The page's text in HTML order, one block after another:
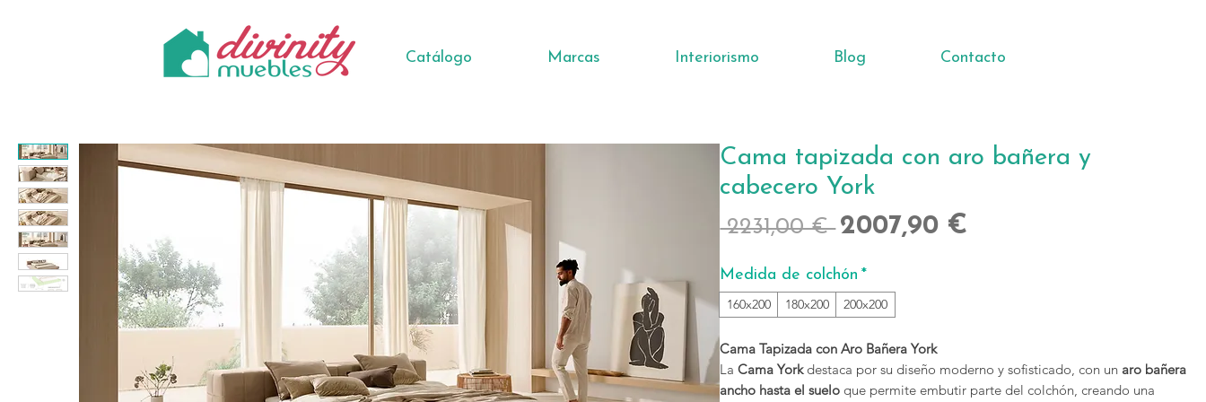
Catálogo Marcas Interiorismo Blog Contacto
Cama tapizada con aro bañera y
cabecero York
2231,00 € Precio
2007,90 €
Medida de colchón *
160x200 180x200 200x200
Cama Tapizada con Aro Bañera York
LaCama Yorkdestaca por su diseño moderno y sofisticado, con un aro bañera
ancho hasta el suelo que permite embutir parte del colchón, creando una